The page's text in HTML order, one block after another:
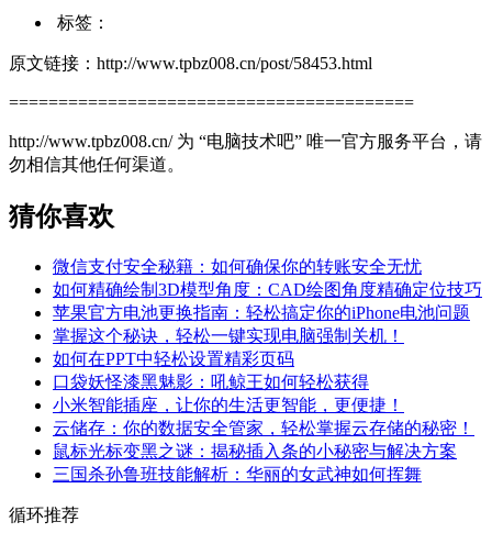
标签：
原文链接：http://www.tpbz008.cn/post/58453.html
=========================================
http://www.tpbz008.cn/ 为 “电脑技术吧” 唯一官方服务平台，请
勿相信其他任何渠道。
猜你喜欢
微信支付安全秘籍：如何确保你的转账安全无忧
如何精确绘制3D模型角度：CAD绘图角度精确定位技巧
苹果官方电池更换指南：轻松搞定你的iPhone电池问题
掌握这个秘诀，轻松一键实现电脑强制关机！
如何在PPT中轻松设置精彩页码
口袋妖怪漆黑魅影：吼鲸王如何轻松获得
小米智能插座，让你的生活更智能，更便捷！
云储存：你的数据安全管家，轻松掌握云存储的秘密！
鼠标光标变黑之谜：揭秘插入条的小秘密与解决方案
三国杀孙鲁班技能解析：华丽的女武神如何挥舞
循环推荐